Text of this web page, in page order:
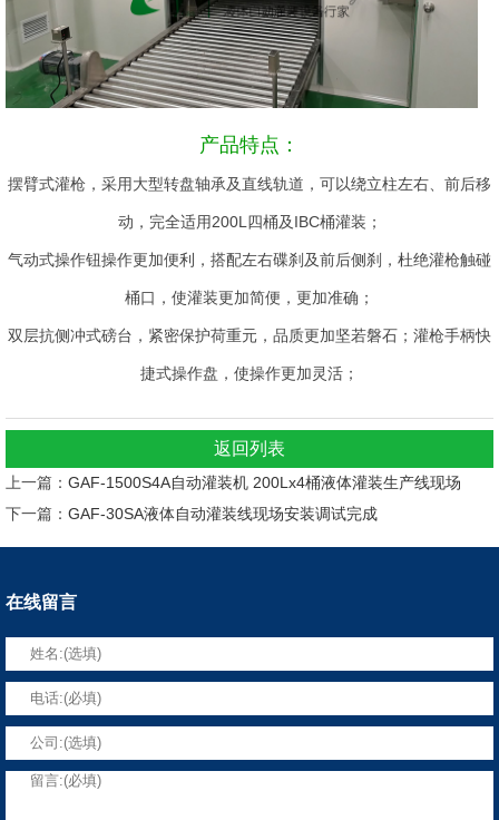
产品特点：
摆臂式灌枪，采用大型转盘轴承及直线轨道，可以绕立柱左右、前后移
动，完全适用200L四桶及IBC桶灌装；
气动式操作钮操作更加便利，搭配左右碟刹及前后侧刹，杜绝灌枪触碰
桶口，使灌装更加简便，更加准确；
双层抗侧冲式磅台，紧密保护荷重元，品质更加坚若磐石；灌枪手柄快
捷式操作盘，使操作更加灵活；
返回列表
上一篇： GAF-1500S4A自动灌装机 200Lx4桶液体灌装生产线现场
下一篇： GAF-30SA液体自动灌装线现场安装调试完成
在线留言